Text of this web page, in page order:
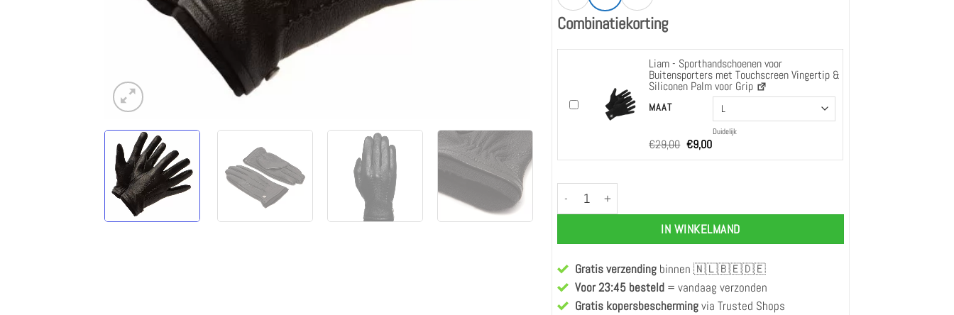
Combinatiekorting
Ook toevoegen "Liam - Sporthandschoenen voor Buitensporters met Touchscreen Vingertip & Siliconen
Liam - Sporthandschoenen voor
Buitensporters met Touchscreen Vingertip &
Siliconen Palm voor Grip
MAAT
Duidelijk
€29,00 Oorspronkelijke
prijs
€9,00Huidige
James (Zwart)- Geitenleren Handschoenen voor Heren met Wollen Voering & Touchscreen-
IN WINKELMAND
Gratis verzending binnen 🇳🇱🇧🇪🇩🇪
Voor 23:45 besteld = vandaag verzonden
Gratis kopersbeschermingvia Trusted Shops